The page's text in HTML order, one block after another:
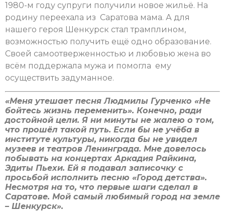
1980-м году супруги получили новое жильё. На
родину переехала из Саратова мама. А для
нашего героя Шенкурск стал трамплином,
возможностью получить ещё одно образование.
Своей самоотверженностью и любовью жена во
всём поддержала мужа и помогла ему
осуществить задуманное.
«Меня утешает песня Людмилы Гурченко «Не
бойтесь жизнь переменить». Конечно, ради
достойной цели. Я ни минуты не жалею о том,
что прошёл такой путь. Если бы не учёба в
институте культуры, никогда бы не увидел
музеев и театров Ленинграда. Мне довелось
побывать на концертах Аркадия Райкина,
Эдиты Пьехи. Ей я подавал записочку с
просьбой исполнить песню «Город детства».
Несмотря на то, что первые шаги сделал в
Саратове. Мой самый любимый город на земле
– Шенкурск».